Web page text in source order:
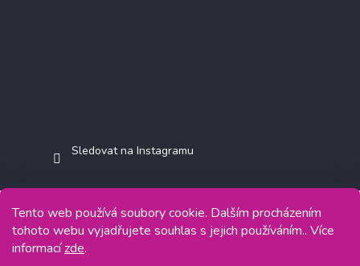
Tento web používá soubory cookie. Dalším procházením
tohoto webu vyjadřujete souhlas s jejich používáním.. Více
informacízde.
Sledovat na Instagramu
Copyright 2026Jasminkashop.cz. Všechna práva vyhrazena.